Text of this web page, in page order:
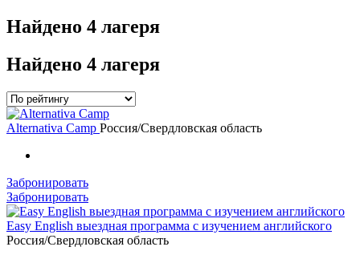
Найдено 4 лагеря
Найдено 4 лагеря
Alternativa Camp Россия/Свердловская область
Забронировать
Забронировать
Easy English выездная программа с изучением английского
Россия/Свердловская область